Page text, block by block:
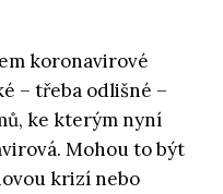
koronavirové
– třeba odlišné –
ke kterým nyní
Mohou to být
krizí nebo